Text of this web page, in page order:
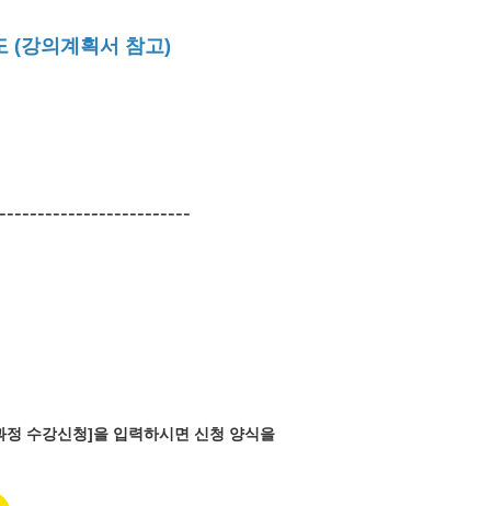
(강의계획서 참고)
수강신청]을 입력하시면 신청 양식을